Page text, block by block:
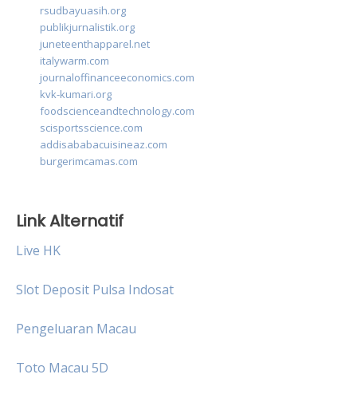
rsudbayuasih.org
publikjurnalistik.org
juneteenthapparel.net
italywarm.com
journaloffinanceeconomics.com
kvk-kumari.org
foodscienceandtechnology.com
scisportsscience.com
addisababacuisineaz.com
burgerimcamas.com
Link Alternatif
Live HK
Slot Deposit Pulsa Indosat
Pengeluaran Macau
Toto Macau 5D